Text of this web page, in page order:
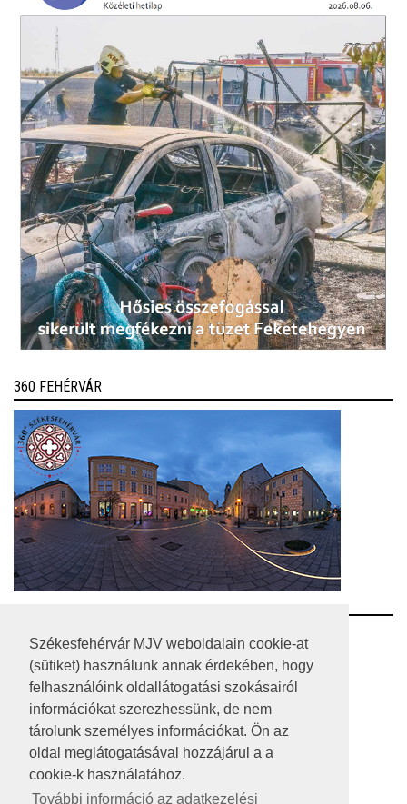
Székesfehérvár MJV weboldalain cookie-at
(sütiket) használunk annak érdekében, hogy
felhasználóink oldallátogatási szokásairól
információkat szerezhessünk, de nem
tárolunk személyes információkat. Ön az
oldal meglátogatásával hozzájárul a a
cookie-k használatához.
További információ az adatkezelési
360 FEHÉRVÁR
RSS
A HONLAP 2017.03.31-I ÁLLAPOTA
JOGI NYILATKOZAT
IMPRESSZUM